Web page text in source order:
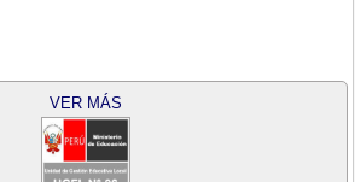
VER MÁS